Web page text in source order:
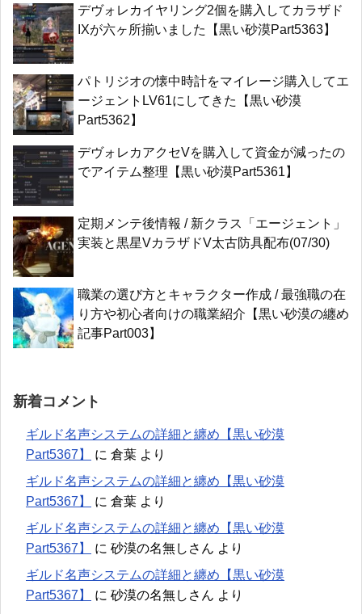
デヴォレカイヤリング2個を購入してカラザド
IXが六ヶ所揃いました【黒い砂漠Part5363】
パトリジオの懐中時計をマイレージ購入してエ
ージェントLV61にしてきた【黒い砂漠
Part5362】
デヴォレカアクセVを購入して資金が減ったの
でアイテム整理【黒い砂漠Part5361】
定期メンテ後情報 / 新クラス「エージェント」
実装と黒星VカラザドV太古防具配布(07/30)
職業の選び方とキャラクター作成 / 最強職の在
り方や初心者向けの職業紹介【黒い砂漠の纏め
記事Part003】
新着コメント
ギルド名声システムの詳細と纏め【黒い砂漠
Part5367】
に 倉葉 より
ギルド名声システムの詳細と纏め【黒い砂漠
Part5367】
に 倉葉 より
ギルド名声システムの詳細と纏め【黒い砂漠
Part5367】
に 砂漠の名無しさん より
ギルド名声システムの詳細と纏め【黒い砂漠
Part5367】
に 砂漠の名無しさん より